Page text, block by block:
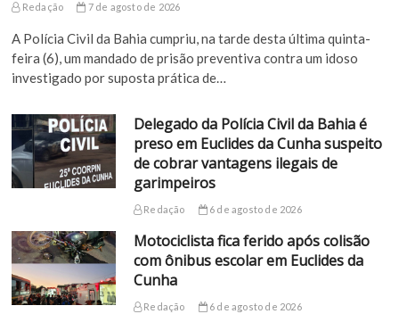
Redação 7 de agosto de 2026
A Polícia Civil da Bahia cumpriu, na tarde desta última quinta-
feira (6), um mandado de prisão preventiva contra um idoso
investigado por suposta prática de…
Delegado da Polícia Civil da Bahia é
preso em Euclides da Cunha suspeito
de cobrar vantagens ilegais de
garimpeiros
Redação 6 de agosto de 2026
Motociclista fica ferido após colisão
com ônibus escolar em Euclides da
Cunha
Redação 6 de agosto de 2026